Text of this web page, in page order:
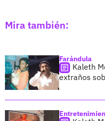
Mira también:
Farándula
Kaleth
extraños